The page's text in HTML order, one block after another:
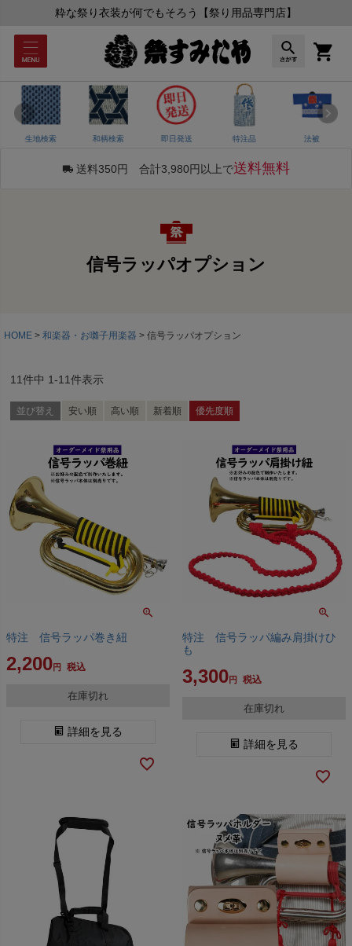
粋な祭り衣装が何でもそろう【祭り用品専門店】
生地検索 和柄検索 即日発送 特注品 法被
送料350円 合計3,980円以上で送料無料
信号ラッパオプション
HOME 和楽器・お囃子用楽器 信号ラッパオプション
並び替え 安い順 高い順 新着順 優先度順
11件中 1-11件表示
特注 信号ラッパ巻き紐
2,200 税込
在庫切れ
詳細を見る
特注 信号ラッパ編み肩掛けひ
も
3,300 税込
在庫切れ
詳細を見る